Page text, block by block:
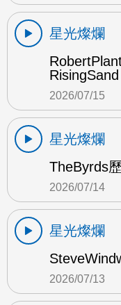
星光燦爛
2026/07/15
星光燦爛
TheByrds
2026/07/14
星光燦爛
2026/07/13